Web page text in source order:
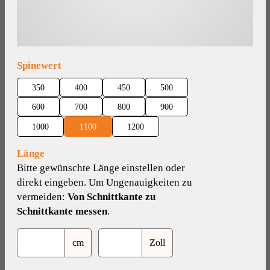
Spinewertauswählen
350 400 450
500
600
700 800 900
1000 1100 1200
Länge
Bitte gewünschte Länge einstellen oder
direkt eingeben. Um Ungenauigkeiten zu
vermeiden: Von Schnittkante zu
Schnittkante messen.
cm Zoll